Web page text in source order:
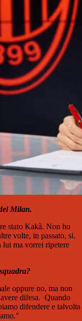
Milan.
stato Kakà. Non ho
volte, in passato, si.
lui ma vorrei ripetere
oppure no, ma non
difesa. Quando
difendere e talvolta